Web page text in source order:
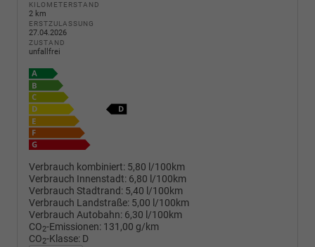
KILOMETERSTAND
2 km
ERSTZULASSUNG
27.04.2026
ZUSTAND
unfallfrei
Verbrauch kombiniert: 5,80 l/100km
Verbrauch Innenstadt: 6,80 l/100km
Verbrauch Stadtrand: 5,40 l/100km
Verbrauch Landstraße: 5,00 l/100km
Verbrauch Autobahn: 6,30 l/100km
CO2-Emissionen: 131,00 g/km
CO2-Klasse: D